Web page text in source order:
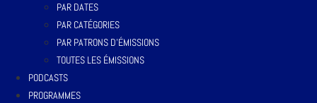
PAR DATES
PAR CATÉGORIES
PAR PATRONS D’ÉMISSIONS
TOUTES LES ÉMISSIONS
PODCASTS
PROGRAMMES